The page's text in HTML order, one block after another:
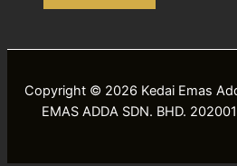
Copyright © 2026 Kedai Emas
EMAS ADDA SDN. BHD.